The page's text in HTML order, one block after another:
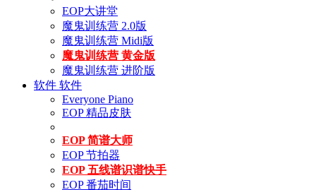
EOP大讲堂
魔鬼训练营 2.0版
魔鬼训练营 Midi版
魔鬼训练营 黄金版
魔鬼训练营 进阶版
软件 软件
Everyone Piano
EOP 精品皮肤
EOP 简谱大师
EOP 节拍器
EOP 五线谱识谱快手
EOP 番茄时间